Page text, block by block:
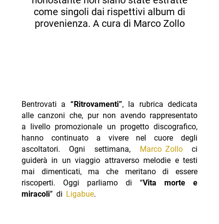
come singoli dai rispettivi album di
provenienza. A cura di Marco Zollo
Bentrovati a “Ritrovamenti”, la rubrica dedicata
alle canzoni che, pur non avendo rappresentato
a livello promozionale un progetto discografico,
hanno continuato a vivere nel cuore degli
ascoltatori. Ogni settimana,
Marco Zolloci
guiderà in un viaggio attraverso melodie e testi
mai dimenticati, ma che meritano di essere
riscoperti. Oggi parliamo di “Vita morte e
miracoli” di Ligabue.